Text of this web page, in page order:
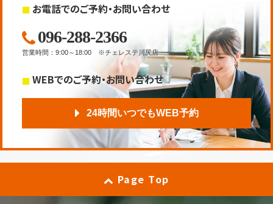
お電話でのご予約・お問い合わせ
096-288-2366
営業時間 ： 9:00～18:00 ※チェレステ川尻店
WEBでのご予約・お問い合わせ
24時間いつでもWEB予約
Page Top